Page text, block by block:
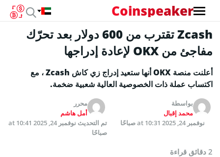
Coinspeaker
Zcash تقترب من 600 دولار بعد تحرّك
مفاجئ من OKX لإعادة إدراجها
أعلنت منصة OKX أنها ستعيد إدراج زي كاش Zcash ، مع
اكتساب عملة ذات الخصوصية العالية شعبية ضخمة.
بواسطة
محمد إقبال
محرر
أمل هاشم
نوفمبر 24, 2025 at 10:31 صباحًا
تم التحديث
نوفمبر 24, 2025 at 10:41
صباحًا
2 دقائق قراءة